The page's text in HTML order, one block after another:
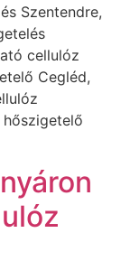
Szentendre,
cellulóz
Cegléd,